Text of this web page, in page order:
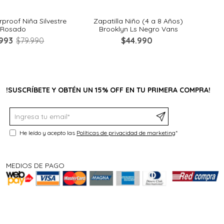
Niña Silvestre
Rosado
$79.990
Zapatilla Niño (4 a 8 Años)
Brooklyn Ls Negro Vans
$44.990
!SUSCRÍBETE Y OBTÉN UN 15% OFF EN TU PRIMERA COMPRA!
He leído y acepto las Políticas de privacidad de marketing*
MEDIOS DE PAGO